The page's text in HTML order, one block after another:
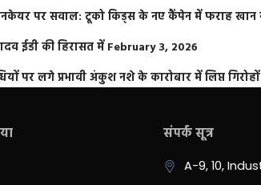
पर सवाल: टूको किड्स के नए कैंपेन में फराह खान
ईडी की हिरासत में February 3, 2026
पर लगे प्रभावी अंकुश नशे के कारोबार में लिप्त
संपर्क सूत्र
A-9, 10,